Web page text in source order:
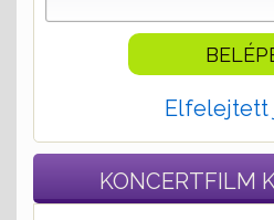
Elfelejtett
KONCERTFILM